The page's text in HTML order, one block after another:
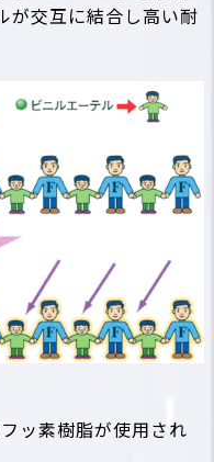
が交互に結合し高い耐
ッ素樹脂が使用され